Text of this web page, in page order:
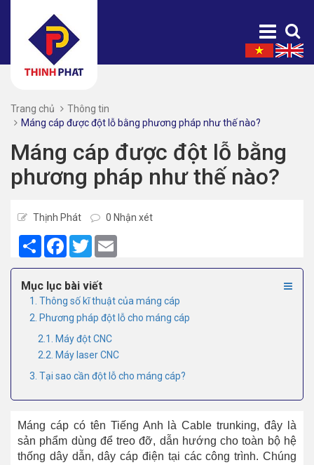
Trang chủ
Thông tin
Máng cáp được đột lỗ bằng phương pháp như thế nào?
Máng cáp được đột lỗ bằng
phương pháp như thế nào?
Thịnh Phát 0 Nhận xét
Share Facebook
Twitter
Mục lục bài viết
1. Thông số kĩ thuật của máng cáp
2. Phương pháp đột lỗ cho máng cáp
2.1. Máy đột CNC
2.2. Máy laser CNC
3. Tại sao cần đột lỗ cho máng cáp?
Máng cáp có tên Tiếng Anh là Cable trunking, đây là
sản phẩm dùng để treo đỡ, dẫn hướng cho toàn bộ hệ
thống dây dẫn, dây cáp điện tại các công trình. Chúng